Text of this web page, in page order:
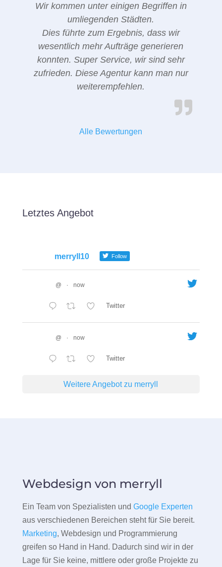
Wir kommen unter einigen Begriffen in
umliegenden Städten.
Dies führte zum Ergebnis, dass wir
wesentlich mehr Aufträge generieren
konnten. Super Service, wir sind sehr
zufrieden. Diese Agentur kann man nur
weiterempfehlen.
Alle Bewertungen
Letztes Angebot
merryll10 Follow
@ · now
Twitter
@ · now
Twitter
Weitere Angebot zu merryll
Webdesign von merryll
Ein Team von Spezialisten und Google Experten
aus verschiedenen Bereichen steht für Sie bereit.
Marketing, Webdesign und Programmierung
greifen so Hand in Hand. Dadurch sind wir in der
Lage für Sie keine, mittlere oder große Projekte zu